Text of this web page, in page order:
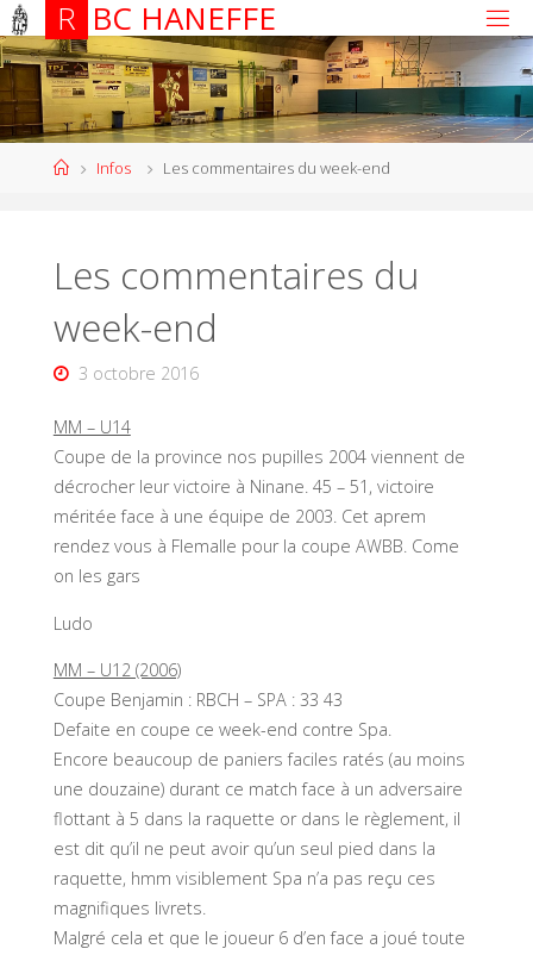
R BC HANEFFE
Infos Les commentaires du week-end
Les commentaires du
week-end
3 octobre 2016
MM – U14
Coupe de la province nos pupilles 2004 viennent de
décrocher leur victoire à Ninane. 45 – 51, victoire
méritée face à une équipe de 2003. Cet aprem
rendez vous à Flemalle pour la coupe AWBB. Come
on les gars
Ludo
MM – U12 (2006)
Coupe Benjamin : RBCH – SPA : 33 43
Defaite en coupe ce week-end contre Spa.
Encore beaucoup de paniers faciles ratés (au moins
une douzaine) durant ce match face à un adversaire
flottant à 5 dans la raquette or dans le règlement, il
est dit qu’il ne peut avoir qu’un seul pied dans la
raquette, hmm visiblement Spa n’a pas reçu ces
magnifiques livrets.
Malgré cela et que le joueur 6 d’en face a joué toute